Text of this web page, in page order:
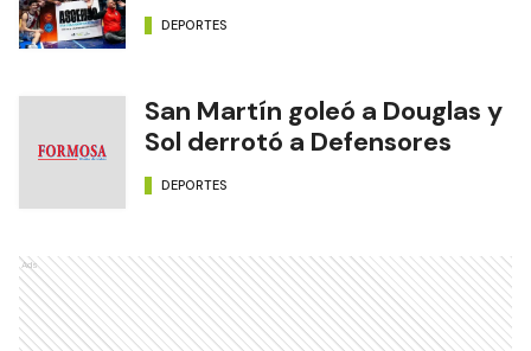
DEPORTES
San Martín goleó a Douglas y
Sol derrotó a Defensores
DEPORTES
Ads